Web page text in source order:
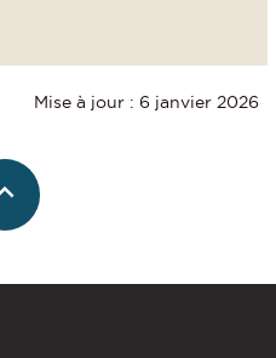
Mise à jour : 6 janvier 2026